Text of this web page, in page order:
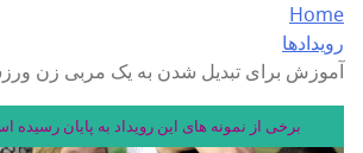
Home
رویدادها
آموزش برای تبدیل شدن به یک مربی زن
برخی از نمونه های این رویداد به پایان رسیده